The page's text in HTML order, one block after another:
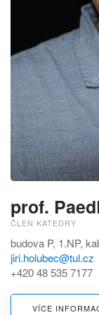
prof.
ČLEN KATEDRY
budova P, 1.NP,
jiri.holubec@tul.cz
+420 48 535 7177
VÍCE